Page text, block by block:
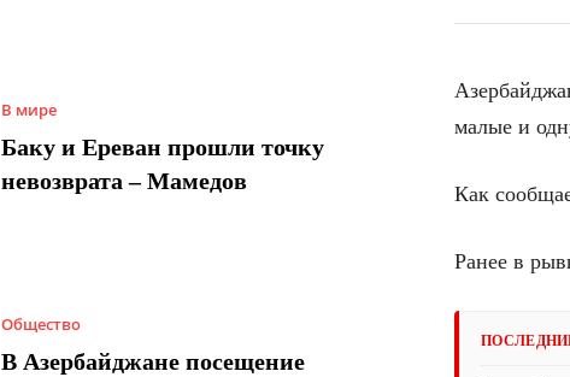
В мире
Баку и Ереван прошли точку
невозврата – Мамедов
Общество
В Азербайджане посещение
малые и
Как
Ранее в